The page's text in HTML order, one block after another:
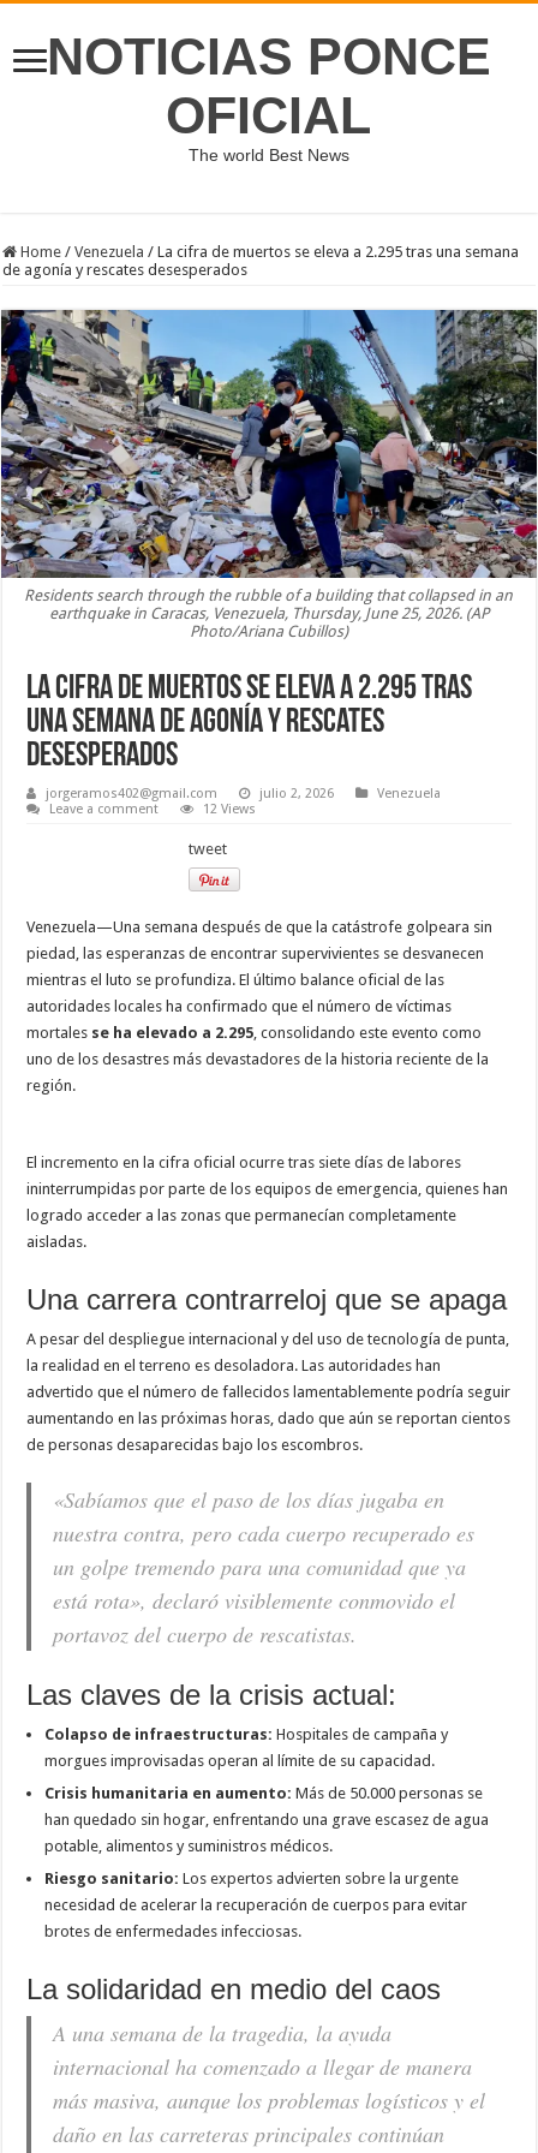
NOTICIAS PONCE
OFICIAL
The world Best News
Home / Venezuela / La cifra de muertos se eleva a 2.295 tras una semana
de agonía y rescates desesperados
Residents search through the rubble of a building that collapsed in an
earthquake in Caracas, Venezuela, Thursday, June 25, 2026. (AP
Photo/Ariana Cubillos)
La cifra de muertos se eleva a 2.295 tras
una semana de agonía y rescates
desesperados
jorgeramos402@gmail.com julio 2, 2026
Venezuela
Leave a comment
12 Views
tweet
Venezuela—Una semana después de que la catástrofe golpeara sin
piedad, las esperanzas de encontrar supervivientes se desvanecen
mientras el luto se profundiza. El último balance oficial de las
autoridades locales ha confirmado que el número de víctimas
mortales se ha elevado a 2.295 , consolidando este evento como
uno de los desastres más devastadores de la historia reciente de la
región.
El incremento en la cifra oficial ocurre tras siete días de labores
ininterrumpidas por parte de los equipos de emergencia, quienes han
logrado acceder a las zonas que permanecían completamente
aisladas.
Una carrera contrarreloj que se apaga
A pesar del despliegue internacional y del uso de tecnología de punta,
la realidad en el terreno es desoladora. Las autoridades han
advertido que el número de fallecidos lamentablemente podría seguir
aumentando en las próximas horas, dado que aún se reportan cientos
de personas desaparecidas bajo los escombros.
«Sabíamos que el paso de los días jugaba en
nuestra contra, pero cada cuerpo recuperado es
un golpe tremendo para una comunidad que ya
está rota», declaró visiblemente conmovido el
portavoz del cuerpo de rescatistas.
Las claves de la crisis actual:
Colapso de infraestructuras: Hospitales de campaña y
morgues improvisadas operan al límite de su capacidad.
Crisis humanitaria en aumento: Más de 50.000 personas se
han quedado sin hogar, enfrentando una grave escasez de agua
potable, alimentos y suministros médicos.
Riesgo sanitario: Los expertos advierten sobre la urgente
necesidad de acelerar la recuperación de cuerpos para evitar
brotes de enfermedades infecciosas.
La solidaridad en medio del caos
A una semana de la tragedia, la ayuda
internacional ha comenzado a llegar de manera
más masiva, aunque los problemas logísticos y el
daño en las carreteras principales continúan